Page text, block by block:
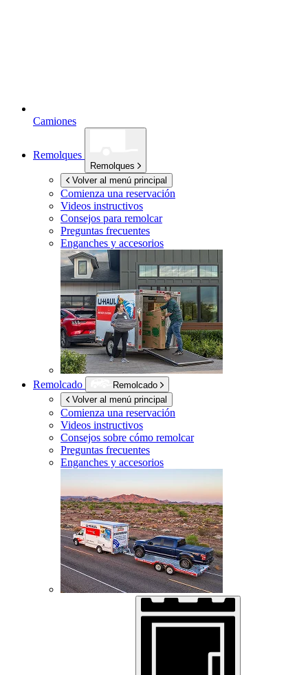
Camiones
Remolques
Remolques
Volver al menú principal
Comienza una reservación
Videos instructivos
Consejos para remolcar
Preguntas frecuentes
Enganches y accesorios
Remolcado
Remolcado
Volver al menú principal
Comienza una reservación
Videos instructivos
Consejos sobre cómo remolcar
Preguntas frecuentes
Enganches y accesorios